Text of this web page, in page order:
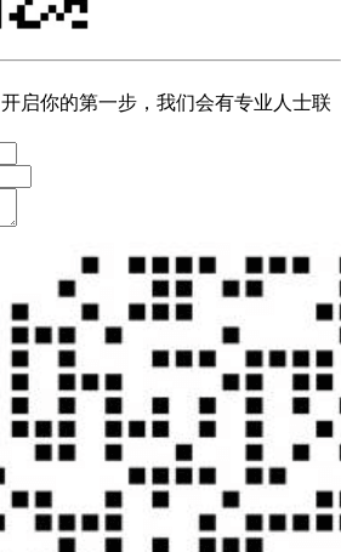
开启你的第一步，我们会有专业人士联